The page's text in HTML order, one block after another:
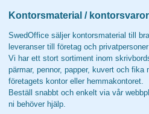
Kontorsmaterial /
SwedOffice säljer kontorsmaterial till
leveranser till företag och
Vi har ett stort sortiment inom
pärmar, pennor, papper, kuvert och fika
företagets kontor eller hemmakontoret.
Beställ snabbt och enkelt via vår
ni behöver hjälp.